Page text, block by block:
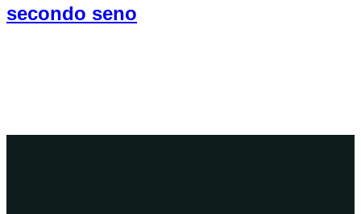
secondo seno